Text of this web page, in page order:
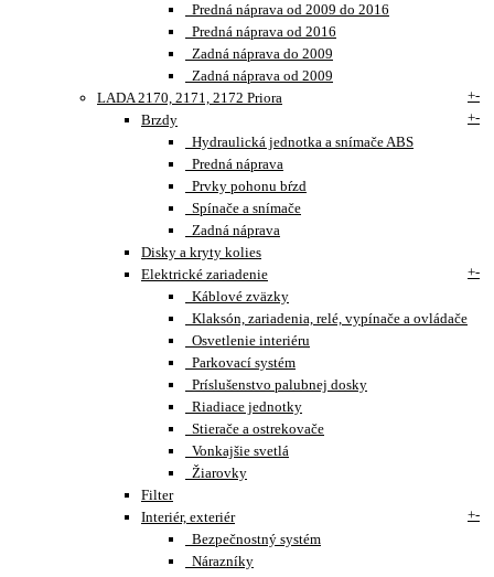
Predná náprava od 2009 do 2016
Predná náprava od 2016
Zadná náprava do 2009
Zadná náprava od 2009
LADA 2170, 2171, 2172 Priora
+-
Brzdy
+-
Hydraulická jednotka a snímače ABS
Predná náprava
Prvky pohonu bŕzd
Spínače a snímače
Zadná náprava
Disky a kryty kolies
Elektrické zariadenie
+-
Káblové zväzky
Klaksón, zariadenia, relé, vypínače a ovládače
Osvetlenie interiéru
Parkovací systém
Príslušenstvo palubnej dosky
Riadiace jednotky
Stierače a ostrekovače
Vonkajšie svetlá
Žiarovky
Filter
Interiér, exteriér
+-
Bezpečnostný systém
Nárazníky